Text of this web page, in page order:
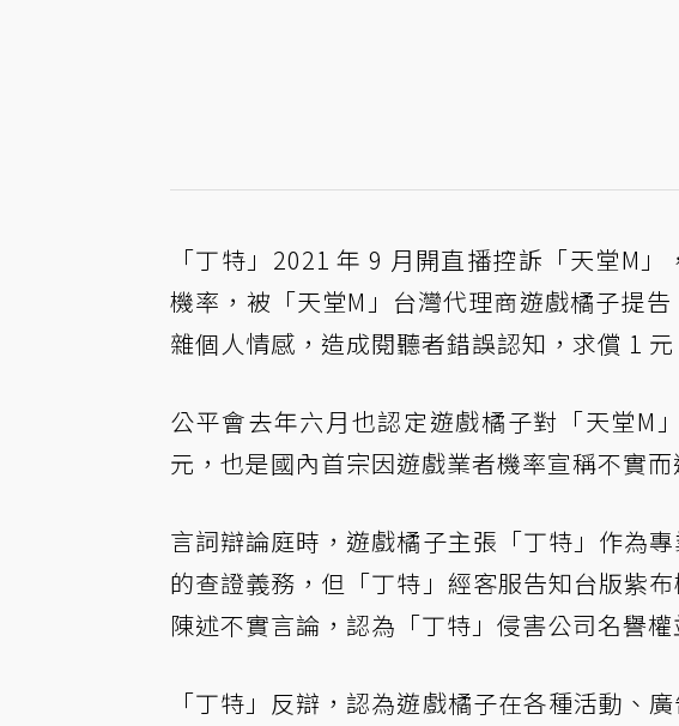
「丁特」2021 年 9 月開直播控訴「天堂M
機率，被「天堂M」台灣代理商遊戲橘子提
雜個人情感，造成閱聽者錯誤認知，求償 1
公平會去年六月也認定遊戲橘子對「天堂M
元，也是國內首宗因遊戲業者機率宣稱不實而
言詞辯論庭時，遊戲橘子主張「丁特」作為
的查證義務，但「丁特」經客服告知台版紫
陳述不實言論，認為「丁特」侵害公司名譽權
「丁特」反辯，認為遊戲橘子在各種活動、